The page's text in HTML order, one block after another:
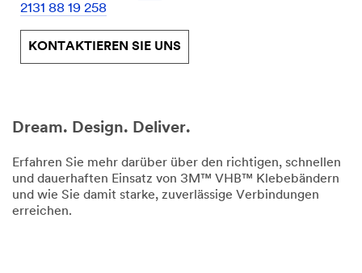
2131 88 19 258
KONTAKTIEREN SIE UNS
Dream. Design. Deliver.
E-
Mail,
Facebook,
Twitter,
Erfahren Sie mehr darüber über den richtigen, schnellen
und dauerhaften Einsatz von 3M™ VHB™ Klebebändern
und wie Sie damit starke, zuverlässige Verbindungen
erreichen.